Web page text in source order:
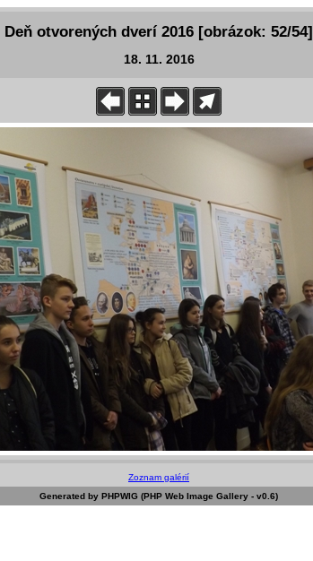
Deň otvorených dverí 2016 [obrázok: 52/54]
18. 11. 2016
Zoznam galérií
Generated by PHPWIG (PHP Web Image Gallery - v0.6)